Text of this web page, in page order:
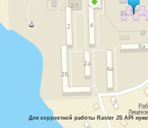
Для корректной работы Raster JS API